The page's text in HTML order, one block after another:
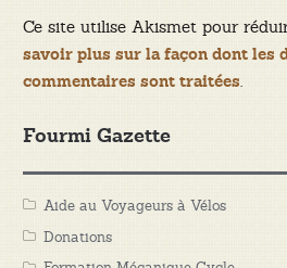
Ce site utilise Akismet pour
savoir plus sur la façon dont les
commentaires sont traitées.
Fourmi Gazette
Aide au Voyageurs à Vélos
Donations